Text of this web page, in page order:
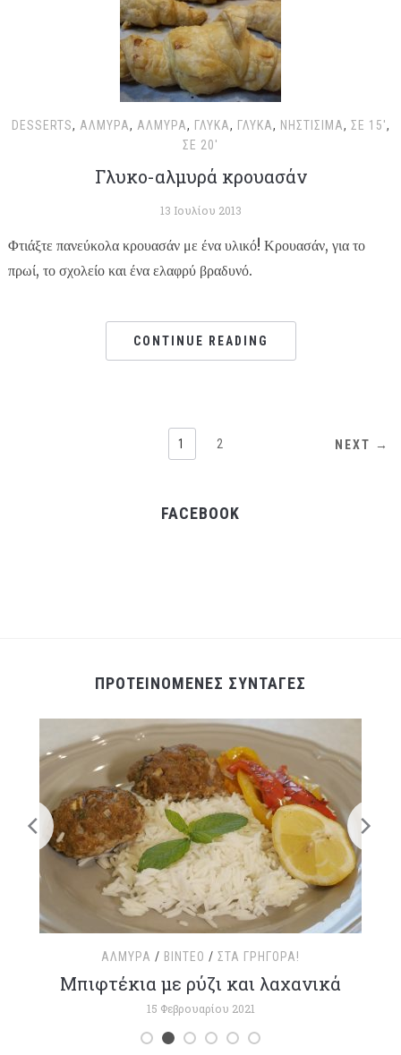
DESSERTS, ΑΛΜΥΡΆ, ΑΛΜΥΡΆ, ΓΛΥΚΆ, ΓΛΥΚΆ, ΝΗΣΤΊΣΙΜΑ, ΣΕ 15',
ΣΕ 20'
Γλυκο-αλμυρά κρουασάν
13 Ιουλίου 2013
Φτιάξτε πανεύκολα κρουασάν με ένα υλικό! Κρουασάν, για το
πρωί, το σχολείο και ένα ελαφρύ βραδυνό.
CONTINUE READING
1 2 NEXT →
FACEBOOK
ΠΡΟΤΕΙΝΟΜΕΝΕΣ ΣΥΝΤΑΓΕΣ
ΑΛΜΥΡΆ / ΒΊΝΤΕΟ / ΣΤΑ ΓΡΉΓΟΡΑ!
Μπιφτέκια με ρύζι και λαχανικά
15 Φεβρουαρίου 2021